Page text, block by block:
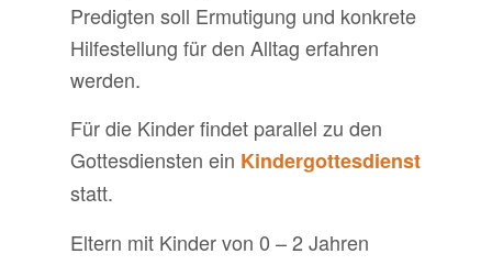
Predigten soll Ermutigung und konkrete
Hilfestellung für den Alltag erfahren
werden.
Für die Kinder findet parallel zu den
Gottesdiensten ein Kindergottesdienst
statt.
Eltern mit Kinder von 0 – 2 Jahren